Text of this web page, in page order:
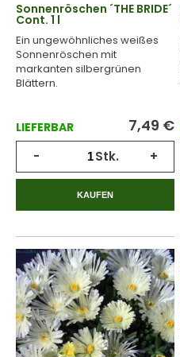
Sonnenröschen ´THE BRIDE´
Cont. 1 l
Ein ungewöhnliches weißes
Sonnenröschen mit
markanten silbergrünen
Blättern.
LIEFERBAR 7,49 €
- Stk. +
KAUFEN